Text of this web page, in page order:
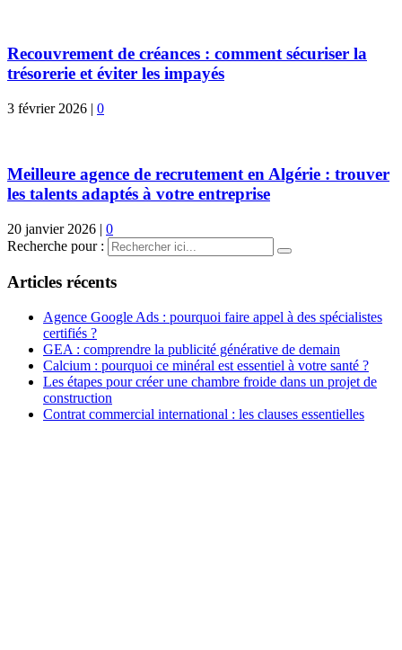
Recouvrement de créances : comment sécuriser la
trésorerie et éviter les impayés
3 février 2026 | 0
Meilleure agence de recrutement en Algérie : trouver
les talents adaptés à votre entreprise
20 janvier 2026 | 0
Recherche pour :
Articles récents
Agence Google Ads : pourquoi faire appel à des spécialistes
certifiés ?
GEA : comprendre la publicité générative de demain
Calcium : pourquoi ce minéral est essentiel à votre santé ?
Les étapes pour créer une chambre froide dans un projet de
construction
Contrat commercial international : les clauses essentielles